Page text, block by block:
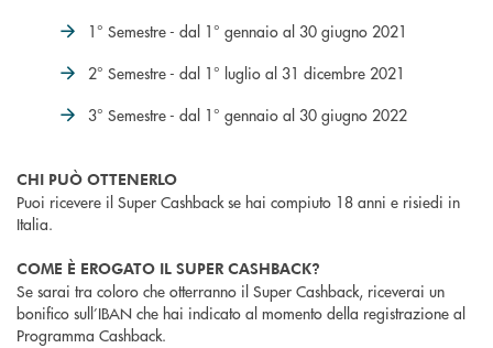
1° Semestre - dal 1° gennaio al 30 giugno 2021
2° Semestre - dal 1° luglio al 31 dicembre 2021
3° Semestre - dal 1° gennaio al 30 giugno 2022
CHI PUÒ OTTENERLO
Puoi ricevere il Super Cashback se hai compiuto 18 anni e risiedi in
Italia.
COME È EROGATO IL SUPER CASHBACK?
Se sarai tra coloro che otterranno il Super Cashback, riceverai un
bonifico sull’IBAN che hai indicato al momento della registrazione al
Programma Cashback.